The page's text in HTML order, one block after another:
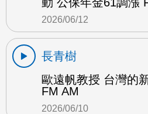
2026/06/12
長青樹
歐遠帆教授 台灣的
FM AM
2026/06/10